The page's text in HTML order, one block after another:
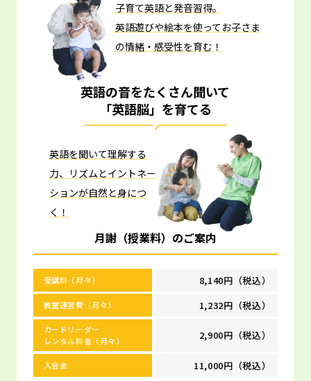
子育て英語と発音習得。
英語遊びや絵本を使ってお子さま
の情緒・感受性を育む！
英語の音をたくさん聞いて
「英語脳」を育てる
英語を聞いて理解する
力、リズムとイントネー
ションが自然と身につ
く！
月謝（授業料）のご案内
受講料（月々） 8,140円（税込）
教室運営費（月々） 1,232円（税込）
カードリーダー
レンタル料金（月々）
2,900円（税込）
入会金 11,000円（税込）